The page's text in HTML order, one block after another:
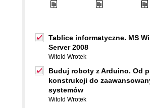
Tablice informatyczne. MS
Server 2008
Witold Wrotek
Buduj roboty z Arduino. Od
konstrukcji do
systemów
Witold Wrotek